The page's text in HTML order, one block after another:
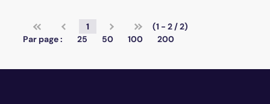
1
(1 - 2 / 2)
Par page :
25 50 100 200